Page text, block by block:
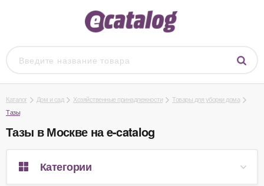
Каталог Дом и сад Хозяйственные принадлежности
Товары для уборки дома
Тазы
Тазы в Москве на e-catalog
Категории